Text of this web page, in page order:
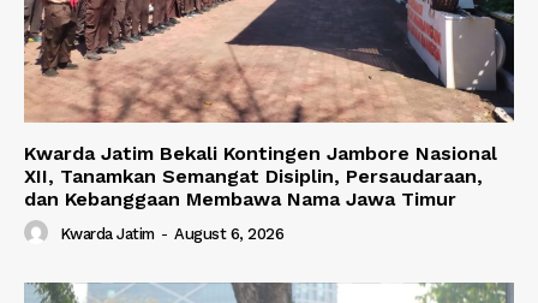
Kwarda Jatim Bekali Kontingen Jambore Nasional
XII, Tanamkan Semangat Disiplin, Persaudaraan,
dan Kebanggaan Membawa Nama Jawa Timur
Kwarda Jatim - August 6, 2026